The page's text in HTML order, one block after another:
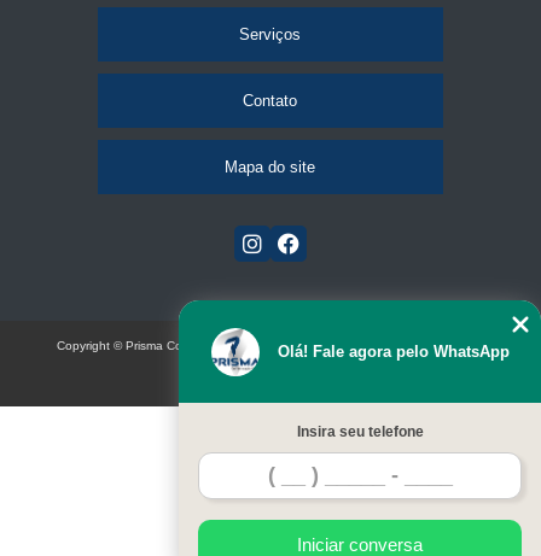
Serviços
Contato
Mapa do site
Olá! Fale agora pelo WhatsApp
Insira seu telefone
Iniciar conversa
Copyright © Prisma Comunicação visual e eventos (Lei 9610 de 19/02/1998)
W3C